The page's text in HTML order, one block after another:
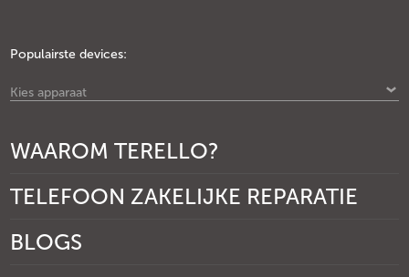
Populairste devices:
Kies apparaat
WAAROM TERELLO?
TELEFOON ZAKELIJKE REPARATIE
BLOGS